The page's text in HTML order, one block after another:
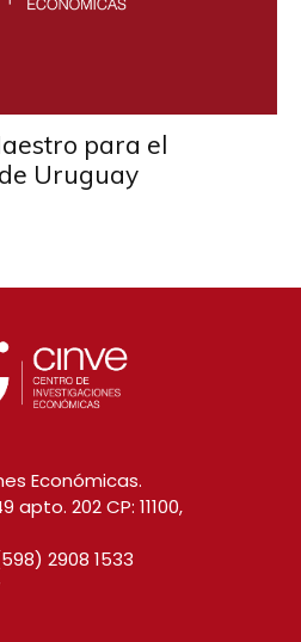
para el
Uruguay
Económicas.
202 CP: 11100,
2908 1533